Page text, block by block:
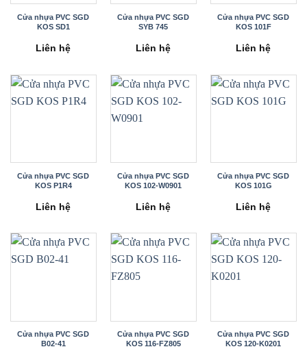
Cửa nhựa PVC SGD
KOS SD1
Liên hệ
Cửa nhựa PVC SGD
SYB 745
Liên hệ
Cửa nhựa PVC SGD
KOS 101F
Liên hệ
Cửa nhựa PVC SGD
KOS P1R4
Liên hệ
Cửa nhựa PVC SGD
KOS 102-W0901
Liên hệ
Cửa nhựa PVC SGD
KOS 101G
Liên hệ
Cửa nhựa PVC SGD
B02-41
Cửa nhựa PVC SGD
KOS 116-FZ805
Cửa nhựa PVC SGD
KOS 120-K0201